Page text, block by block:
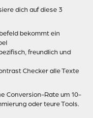
dich auf diese 3
bekommt ein
freundlich und
Checker alle Texte
Conversion-Rate um 10-
oder teure Tools.